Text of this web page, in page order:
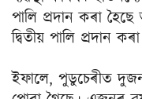
পালি প্ৰদান কৰা
দ্বিতীয় পালি প্ৰদান
ইফালে, পুডুচেৰীত